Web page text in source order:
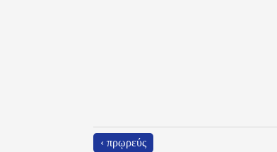
‹ πρῳρεύς